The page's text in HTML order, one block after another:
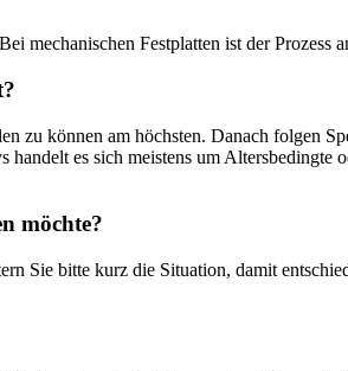
mechanischen Festplatten ist der Prozess
zu können am höchsten. Danach folgen
es sich meistens um
möchte?
Sie bitte kurz die Situation, damit